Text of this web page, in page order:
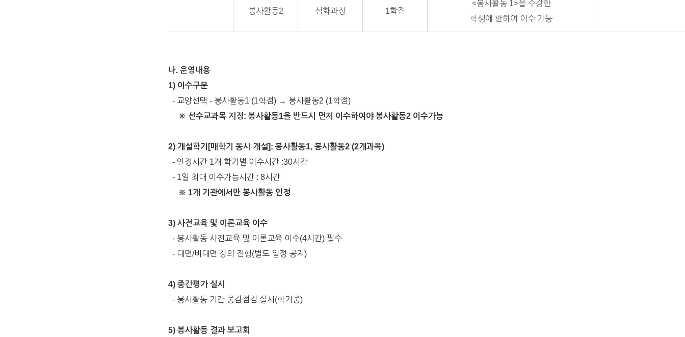
봉사활동2 심화과정 1학점
<봉사활동 1>을 수강한
학생에 한하여 이수 가능
나. 운영내용
1) 이수구분
- 교양선택 - 봉사활동1 (1학점) → 봉사활동2 (1학점)
※ 선수교과목 지정: 봉사활동1을 반드시 먼저 이수하여야 봉사활동2 이수가능
2) 개설학기[매학기 동시 개설]: 봉사활동1, 봉사활동2 (2개과목)
- 인정시간 1개 학기별 이수시간 :30시간
- 1일 최대 이수가능시간 : 8시간
※ 1개 기관에서만 봉사활동 인정
3) 사전교육 및 이론교육 이수
- 봉사활동 사전교육 및 이론교육 이수(4시간) 필수
- 대면/비대면 강의 진행(별도 일정 공지)
4) 중간평가 실시
- 봉사활동 기간 중감점검 실시(학기중)
5) 봉사활동 결과 보고회